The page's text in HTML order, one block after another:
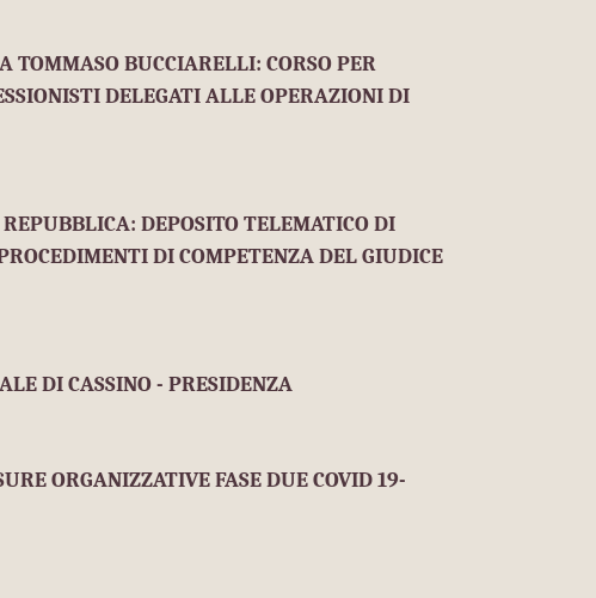
TOMMASO BUCCIARELLI: CORSO PER
DELEGATI ALLE OPERAZIONI DI
DEPOSITO TELEMATICO DI
DI COMPETENZA DEL GIUDICE
DI CASSINO - PRESIDENZA
ORGANIZZATIVE FASE DUE COVID 19-